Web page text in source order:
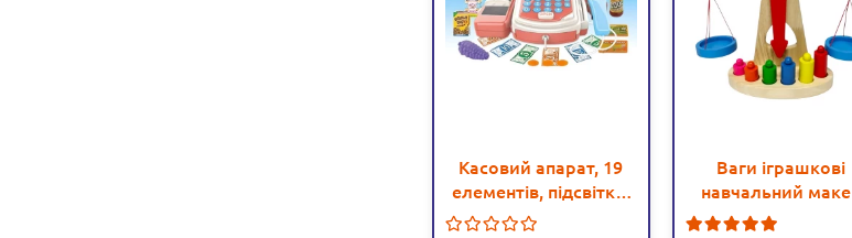
Касовий апарат, 19
елементів, підсвітка,
звук, продукти (973)
Ваги іграшкові
навчальний макет
STEM